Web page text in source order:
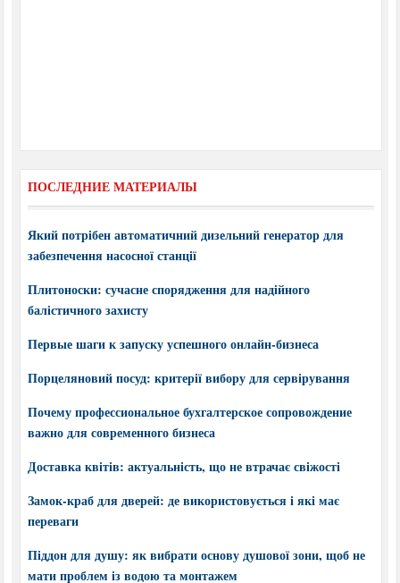
ПОСЛЕДНИЕ МАТЕРИАЛЫ
Який потрібен автоматичний дизельний генератор для
забезпечення насосної станції
Плитоноски: сучасне спорядження для надійного
балістичного захисту
Первые шаги к запуску успешного онлайн-бизнеса
Порцеляновий посуд: критерії вибору для сервірування
Почему профессиональное бухгалтерское сопровождение
важно для современного бизнеса
Доставка квітів: актуальність, що не втрачає свіжості
Замок-краб для дверей: де використовується і які має
переваги
Піддон для душу: як вибрати основу душової зони, щоб не
мати проблем із водою та монтажем